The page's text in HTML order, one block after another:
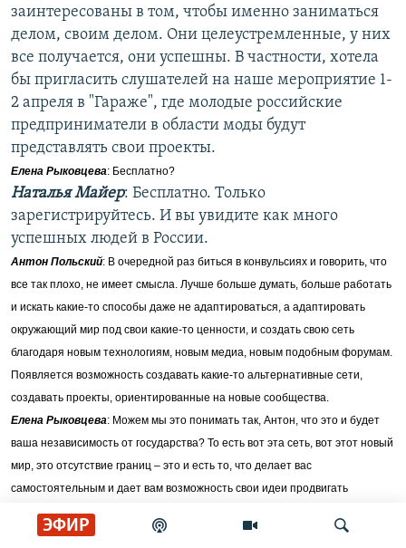
ЭФИР
заинтересованы в том, чтобы именно заниматься
делом, своим делом. Они целеустремленные, у них
все получается, они успешны. В частности, хотела
бы пригласить слушателей на наше мероприятие 1-
2 апреля в "Гараже", где молодые российские
предприниматели в области моды будут
представлять свои проекты.
Елена Рыковцева: Бесплатно?
Наталья Майер: Бесплатно. Только
зарегистрируйтесь. И вы увидите как много
успешных людей в России.
Антон Польский: В очередной раз биться в конвульсиях и говорить, что
все так плохо, не имеет смысла. Лучше больше думать, больше работать
и искать какие-то способы даже не адаптироваться, а адаптировать
окружающий мир под свои какие-то ценности, и создать свою сеть
благодаря новым технологиям, новым медиа, новым подобным форумам.
Появляется возможность создавать какие-то альтернативные сети,
создавать проекты, ориентированные на новые сообщества.
Елена Рыковцева: Можем мы это понимать так, Антон, что это и будет
ваша независимость от государства? То есть вот эта сеть, вот этот новый
мир, это отсутствие границ – это и есть то, что делает вас
самостоятельным и дает вам возможность свои идеи продвигать
независимо оттого, какой строй у вас сегодня в стране?
Антон Польский
: Да, безусловно. Сейчас эта тема креативной